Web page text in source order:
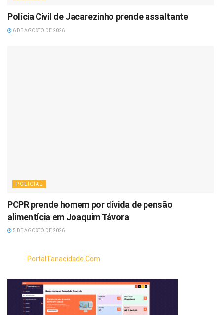
Polícia Civil de Jacarezinho prende assaltante
6 DE AGOSTO DE 2026
POLICIAL
PCPR prende homem por dívida de pensão
alimentícia em Joaquim Távora
5 DE AGOSTO DE 2026
PortalTanacidade.Com